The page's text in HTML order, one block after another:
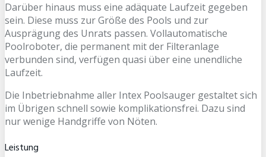
Darüber hinaus muss eine adäquate Laufzeit gegeben
sein. Diese muss zur Größe des Pools und zur
Ausprägung des Unrats passen. Vollautomatische
Poolroboter, die permanent mit der Filteranlage
verbunden sind, verfügen quasi über eine unendliche
Laufzeit.
Die Inbetriebnahme aller Intex Poolsauger gestaltet sich
im Übrigen schnell sowie komplikationsfrei. Dazu sind
nur wenige Handgriffe von Nöten.
Leistung